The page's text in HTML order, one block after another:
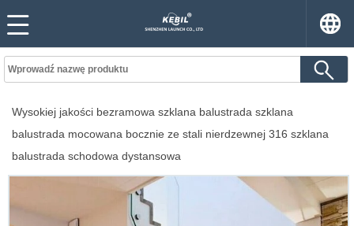
Wysokiej jakości bezramowa szklana balustrada szklana
balustrada mocowana bocznie ze stali nierdzewnej 316 szklana
balustrada schodowa dystansowa